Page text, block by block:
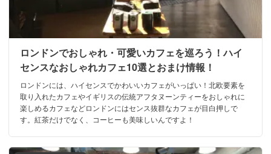
ロンドンでおしゃれ・可愛いカフェを巡ろう！ハイ
センスなおしゃれカフェ10選とおまけ情報！
ロンドンには、ハイセンスでかわいいカフェがいっぱい！北欧要素を
取り入れたカフェやイギリスの伝統アフタヌーンティーをおしゃれに
楽しめるカフェなどロンドンにはセンス抜群なカフェが目白押しで
す。紅茶だけでなく、コーヒーも美味しいんですよ！